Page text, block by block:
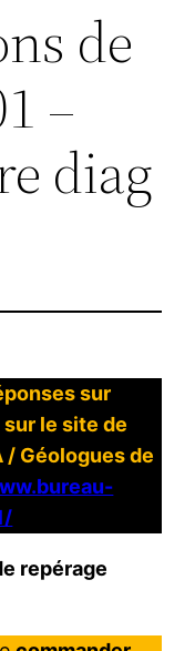
de
–
diag
sur
le site de
/ Géologues de
/
repérage